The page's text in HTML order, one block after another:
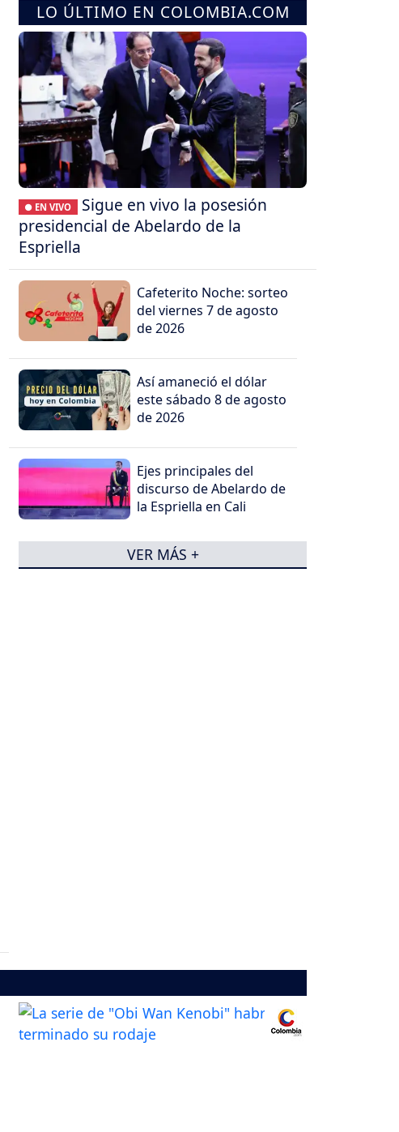
LO ÚLTIMO EN COLOMBIA.COM
● EN VIVO
Sigue en vivo la posesión
presidencial de Abelardo de la
Espriella
Cafeterito Noche: sorteo
del viernes 7 de agosto
de 2026
Así amaneció el dólar
este sábado 8 de agosto
de 2026
Ejes principales del
discurso de Abelardo de
la Espriella en Cali
VER MÁS +